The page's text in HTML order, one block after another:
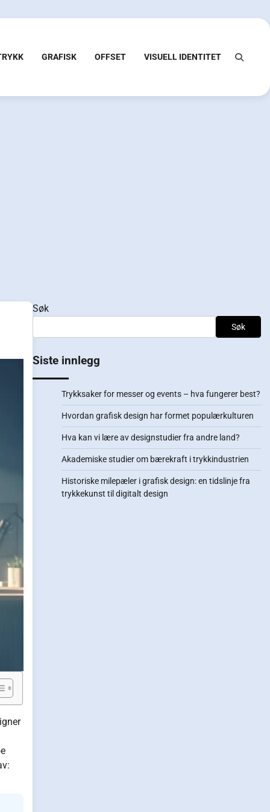
GRAFISK OFFSET VISUELL IDENTITET
Søk
Søk
Siste innlegg
Trykksaker for messer og events – hva fungerer best?
Hvordan grafisk design har formet populærkulturen
Hva kan vi lære av designstudier fra andre land?
Akademiske studier om bærekraft i trykkindustrien
Historiske milepæler i grafisk design: en tidslinje fra
trykkekunst til digitalt design